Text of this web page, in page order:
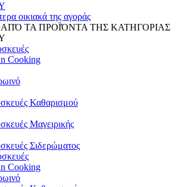
οικιακά της αγοράς
ΑΠΌ ΤΑ ΠΡΟΪΌΝΤΑ ΤΗΣ ΚΑΤΗΓΟΡΙΑΣ
Cooking
Καθαρισμού
Μαγειρικής
Σιδερώματος
Cooking